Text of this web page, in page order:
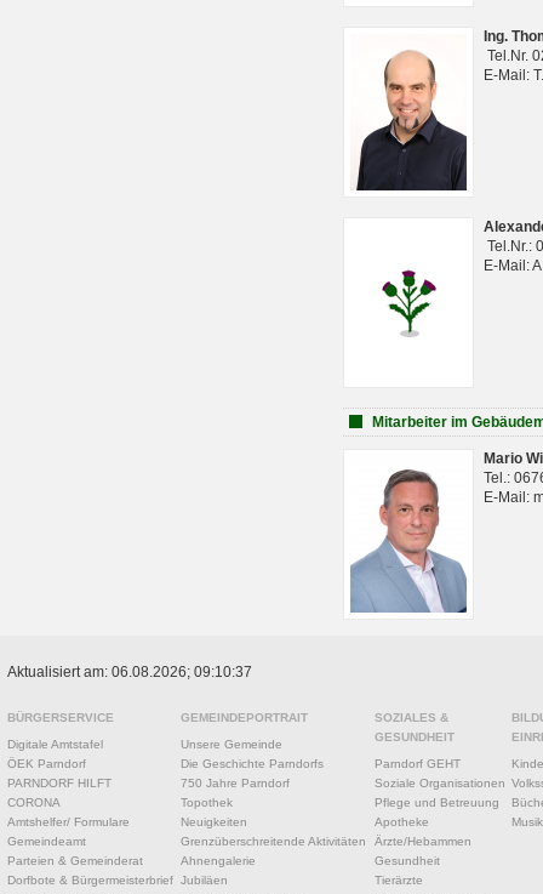
Ing.
Tel.Nr.
E-Mail:
Tel.Nr.:
E-Mail:
Mitarbeiter im
Mario
Tel.:
E-Mail:
Aktualisiert am: 06.08.2026; 09:10:37
BÜRGERSERVICE
Digitale Amtstafel
ÖEK Parndorf
PARNDORF HILFT
CORONA
Amtshelfer/ Formulare
Gemeindeamt
Parteien & Gemeinderat
Dorfbote & Bürgermeisterbrief
GEMEINDEPORTRAIT
Unsere Gemeinde
Die Geschichte Parndorfs
750 Jahre Parndorf
Topothek
Neuigkeiten
Grenzüberschreitende Aktivitäten
Ahnengalerie
Jubiläen
SOZIALES &
GESUNDHEIT
Parndorf GEHT
Soziale Organisationen
Pflege und Betreuung
Apotheke
Ärzte/Hebammen
Gesundheit
Tierärzte